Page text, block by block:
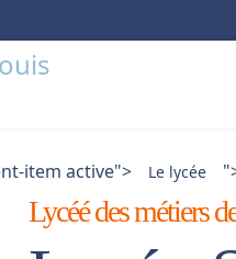
item active"> Le lycée
Lycéé des métiers